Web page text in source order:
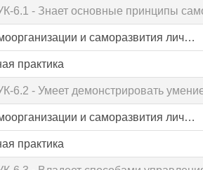
6.1 - Знает основные принципы
Технологии самоорганизации и саморазвития личности
практика
6.2 - Умеет демонстрировать
Технологии самоорганизации и саморазвития личности
практика